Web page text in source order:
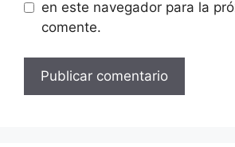
en este navegador para la
comente.